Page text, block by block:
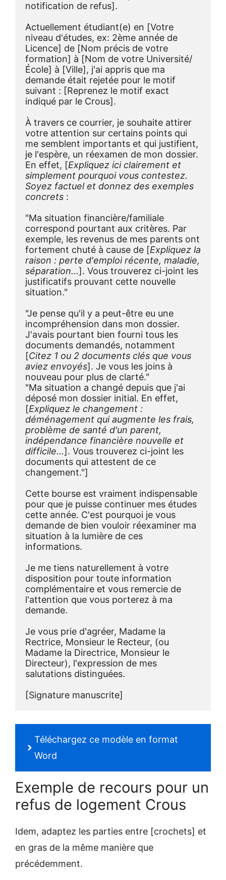
notification de refus].
Actuellement étudiant(e) en [Votre
niveau d'études, ex: 2ème année de
Licence] de [Nom précis de votre
formation] à [Nom de votre Université/
École] à [Ville], j'ai appris que ma
demande était rejetée pour le motif
suivant : [Reprenez le motif exact
indiqué par le Crous].
À travers ce courrier, je souhaite attirer
votre attention sur certains points qui
me semblent importants et qui justifient,
je l'espère, un réexamen de mon dossier.
En effet, [Expliquez ici clairement et
simplement pourquoi vous contestez.
Soyez factuel et donnez des exemples
concrets :
"Ma situation financière/familiale
correspond pourtant aux critères. Par
exemple, les revenus de mes parents ont
fortement chuté à cause de [Expliquez la
raison : perte d'emploi récente, maladie,
séparation...]. Vous trouverez ci-joint les
justificatifs prouvant cette nouvelle
situation."
"Je pense qu'il y a peut-être eu une
incompréhension dans mon dossier.
J'avais pourtant bien fourni tous les
documents demandés, notamment
[Citez 1 ou 2 documents clés que vous
aviez envoyés]. Je vous les joins à
nouveau pour plus de clarté."
"Ma situation a changé depuis que j'ai
déposé mon dossier initial. En effet,
[Expliquez le changement :
déménagement qui augmente les frais,
problème de santé d'un parent,
indépendance financière nouvelle et
difficile...]. Vous trouverez ci-joint les
documents qui attestent de ce
changement."]
Cette bourse est vraiment indispensable
pour que je puisse continuer mes études
cette année. C'est pourquoi je vous
demande de bien vouloir réexaminer ma
situation à la lumière de ces
informations.
Je me tiens naturellement à votre
disposition pour toute information
complémentaire et vous remercie de
l'attention que vous porterez à ma
demande.
Je vous prie d'agréer, Madame la
Rectrice, Monsieur le Recteur, (ou
Madame la Directrice, Monsieur le
Directeur), l'expression de mes
salutations distinguées.
[Signature manuscrite]
Téléchargez ce modèle en format
Word
Exemple de recours pour un
refus de logement Crous
Idem, adaptez les parties entre [crochets] et
en gras de la même manière que
précédemment.